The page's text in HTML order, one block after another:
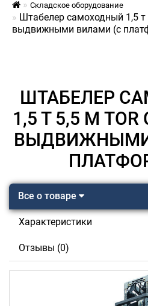
Складское оборудование
Штабелер самоходный 1,5 т
выдвижными вилами (с
ШТАБЕЛЕР
1,5 Т 5,5 М TOR
Все о товаре
Характеристики
Отзывы (0)